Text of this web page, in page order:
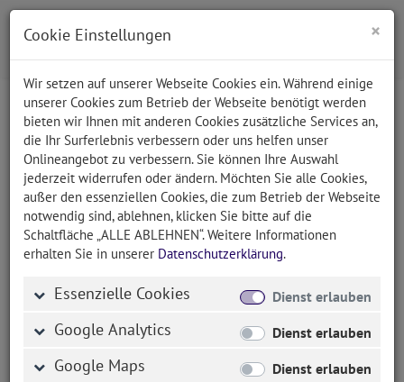
Impressum
newCOMer GmbH
Schmidstraße 32-34
94234 Viechtach
Telefax: +49 (0) 99 42 / 90 20 75
E-Mail:info@newcomer.de
Cookie Einstellungen ×
Wir setzen auf unserer Webseite Cookies ein. Während einige
unserer Cookies zum Betrieb der Webseite benötigt werden
bieten wir Ihnen mit anderen Cookies zusätzliche Services an,
die Ihr Surferlebnis verbessern oder uns helfen unser
Onlineangebot zu verbessern. Sie können Ihre Auswahl
jederzeit widerrufen oder ändern. Möchten Sie alle Cookies,
außer den essenziellen Cookies, die zum Betrieb der Webseite
notwendig sind, ablehnen, klicken Sie bitte auf die
Schaltfläche „ALLE ABLEHNEN“. Weitere Informationen
erhalten Sie in unserer Datenschutzerklärung.
Essenzielle Cookies Dienst erlauben
Google Analytics Dienst erlauben
Google Maps Dienst erlauben